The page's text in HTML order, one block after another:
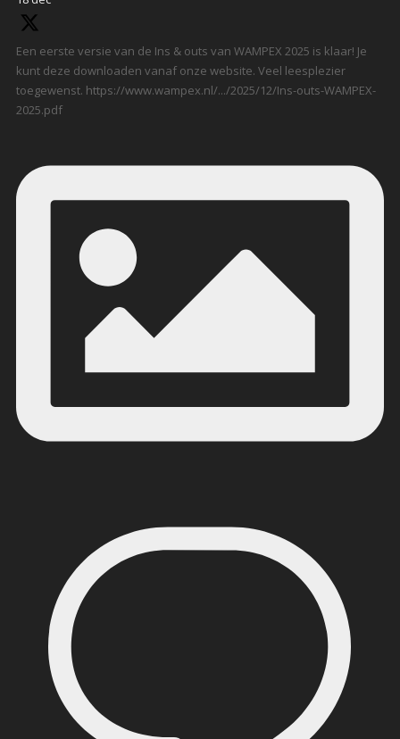
Een eerste versie van de Ins & outs van WAMPEX 2025 is klaar! Je
kunt deze downloaden vanaf onze website. Veel leesplezier
toegewenst. https://www.wampex.nl/.../2025/12/Ins-outs-WAMPEX-
2025.pdf